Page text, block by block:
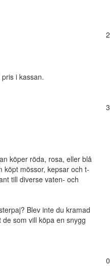
2
i kassan.
3
köper röda, rosa, eller blå
köpt mössor, kepsar och t-
till diverse vaten- och
Blev inte du kramad
som vill köpa en snygg
0